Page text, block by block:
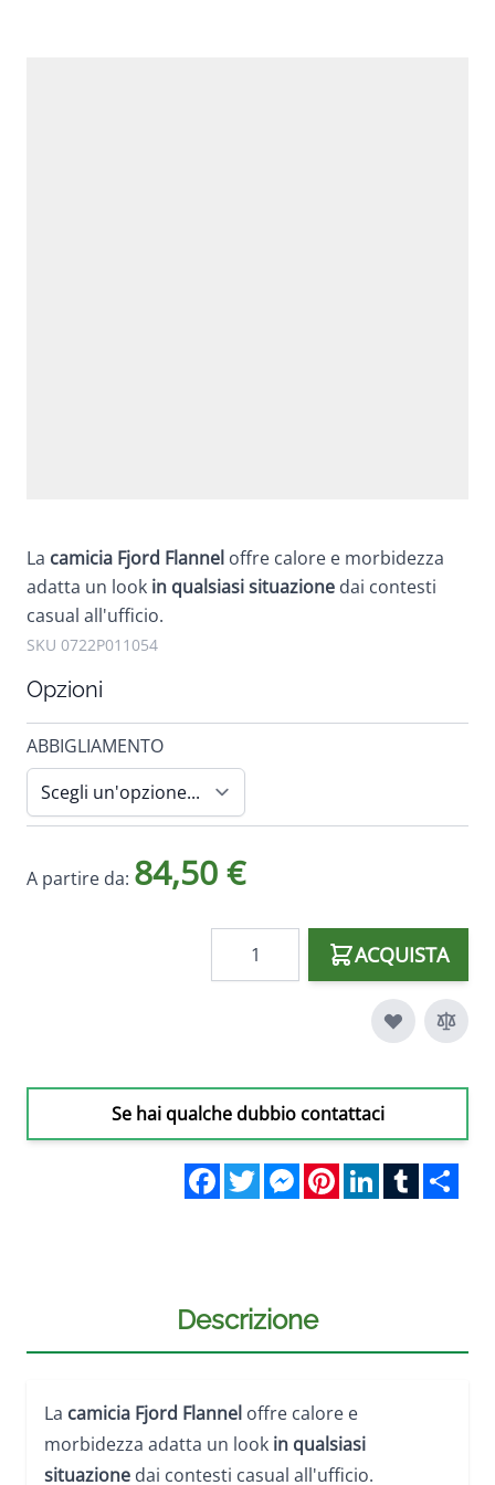
La camicia Fjord Flannel offre calore e morbidezza
adatta un look in qualsiasi situazione dai contesti
casual all'ufficio.
SKU 0722P011054
Opzioni
ABBIGLIAMENTO
A partire da: 84,50 €
ACQUISTA
Se hai qualche dubbio contattaci
FacebookTwitterMessengerPinterestLinkedInTumblr
Descrizione
La camicia Fjord Flannel offre calore e
morbidezza adatta un look in qualsiasi
situazione dai contesti casual all'ufficio.